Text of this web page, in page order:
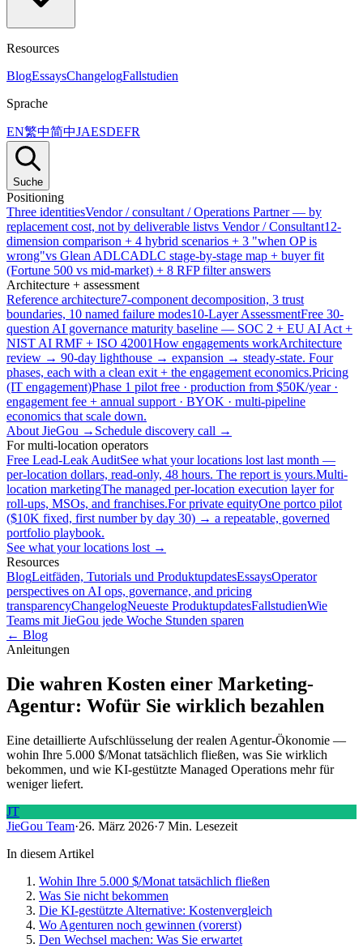
Resources
BlogEssaysChangelogFallstudien
Sprache
EN繁中简中JAESDEFR
Suche
Positioning
Three identitiesVendor / consultant / Operations Partner — by
replacement cost, not by deliverable listvs Vendor / Consultant12-
dimension comparison + 4 hybrid scenarios + 3 "when OP is
wrong"vs Glean ADLCADLC stage-by-stage map + buyer fit
(Fortune 500 vs mid-market) + 8 RFP filter answers
Architecture + assessment
Reference architecture7-component decomposition, 3 trust
boundaries, 10 named failure modes10-Layer AssessmentFree 30-
question AI governance maturity baseline — SOC 2 + EU AI Act +
NIST AI RMF + ISO 42001How engagements workArchitecture
review → 90-day lighthouse → expansion → steady-state. Four
phases, each with a clean exit + the engagement economics.Pricing
(IT engagement)Phase 1 pilot free · production from $50K/year ·
engagement fee + annual support · BYOK · multi-pipeline
economics that scale down.
About JieGou → Schedule discovery call →
For multi-location operators
Free Lead-Leak AuditSee what your locations lost last month —
per-location dollars, read-only, 48 hours. The report is yours.Multi-
location marketingThe managed per-location execution layer for
roll-ups, MSOs, and franchises.For private equityOne portco pilot
($10K fixed, first number by day 30) → a repeatable, governed
portfolio playbook.
See what your locations lost →
Resources
BlogLeitfäden, Tutorials und ProduktupdatesEssaysOperator
perspectives on AI ops, governance, and pricing
transparencyChangelogNeueste ProduktupdatesFallstudienWie
Teams mit JieGou jede Woche Stunden sparen
← Blog
Anleitungen
Die wahren Kosten einer Marketing-
Agentur: Wofür Sie wirklich bezahlen
Eine detaillierte Aufschlüsselung der realen Agentur-Ökonomie —
wohin Ihre 5.000 $/Monat tatsächlich fließen, was Sie wirklich
bekommen, und wie KI-gestützte Managed Operations mehr für
weniger liefert.
JT
JieGou Team·26. März 2026·7 Min. Lesezeit
In diesem Artikel
Wohin Ihre 5.000 $/Monat tatsächlich fließen
Was Sie nicht bekommen
Die KI-gestützte Alternative: Kostenvergleich
Wo Agenturen noch gewinnen (vorerst)
Den Wechsel machen: Was Sie erwartet